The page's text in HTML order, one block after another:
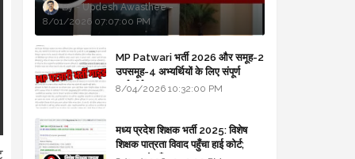
Updesh Awasthee
8/01/2026 07:07:00 PM
MP Patwari भर्ती 2026 और समूह-2
उपसमूह-4 अभ्यर्थियों के लिए संपूर्ण
मार्गदर्शिका
8/04/2026 10:32:00 PM
मध्य प्रदेश शिक्षक भर्ती 2025: विशेष
शिक्षक पात्रता विवाद पहुँचा हाई कोर्ट;